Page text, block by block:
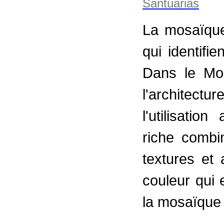
La
qui
Dans le
l'utilisation
riche
textures et
couleur qui
la